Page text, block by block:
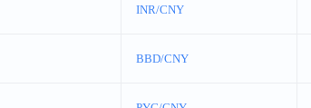
INR/CNY
BBD/CNY